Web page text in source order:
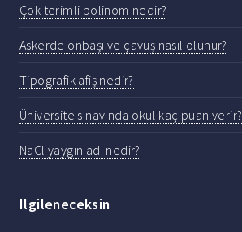
Çok terimli polinom nedir?
Askerde onbaşı ve çavuş nasıl olunur?
Tipografik afiş nedir?
Üniversite sınavında okul kaç puan verir?
NaCl yaygın adı nedir?
Ilgileneceksin